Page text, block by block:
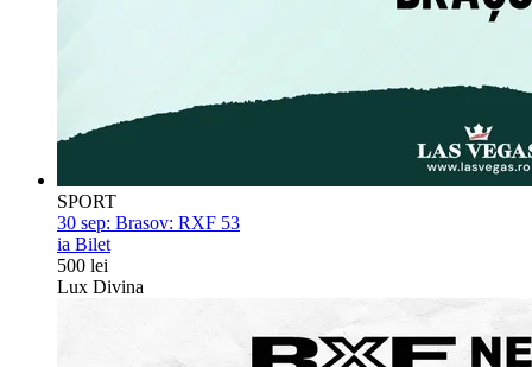
SPORT
30 sep: Brasov: RXF 53
ia Bilet
500 lei
Lux Divina